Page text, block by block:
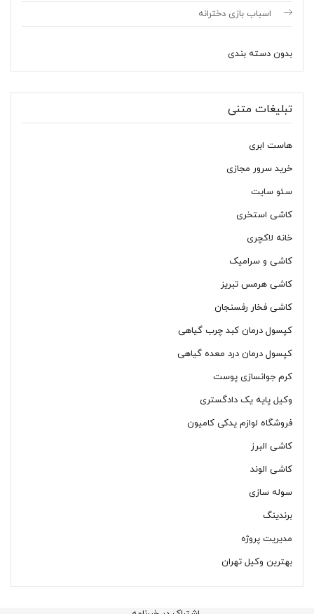
اسباب بازی دخترانه
بدون دسته بندی
تبلیغات متنی
هاست ابری
خرید سرور مجازی
سئو سایت
کاشی استخری
خانه لاکچری
کاشی و سرامیک
کاشی هرمس تبریز
کاشی فخار رفسنجان
کپسول درمان کبد چرب گیاهی
کپسول درمان درد معده گیاهی
کرم جوانسازی پوست
وکیل پایه یک دادگستری
فروشگاه لوازم یدکی کامیون
کاشی البرز
کاشی الوند
سوله سازی
برندینگ
مدیریت پروژه
بهترین وکیل تهران